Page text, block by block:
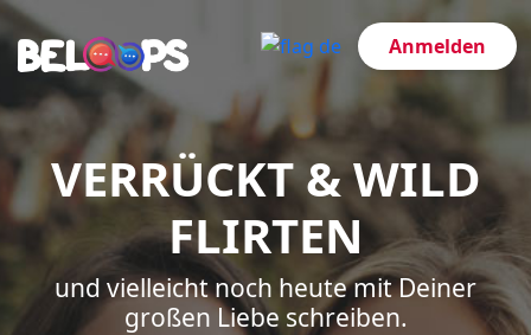
Anmelden
VERRÜCKT & WILD
FLIRTEN
und vielleicht noch heute mit Deiner
großen Liebe schreiben.